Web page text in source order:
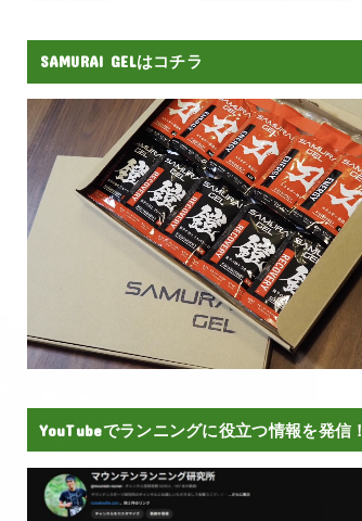
SAMURAI GELはコチラ
YouTubeでランニングに役立つ情報を発信！